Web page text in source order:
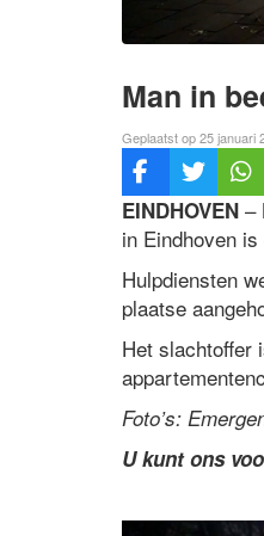
Man in
Geplaatst op 25 januari
EINDHOVEN –
in Eindhoven
Hulpdiensten
plaatse
Het slachtoffer
Foto’s:
U kunt ons